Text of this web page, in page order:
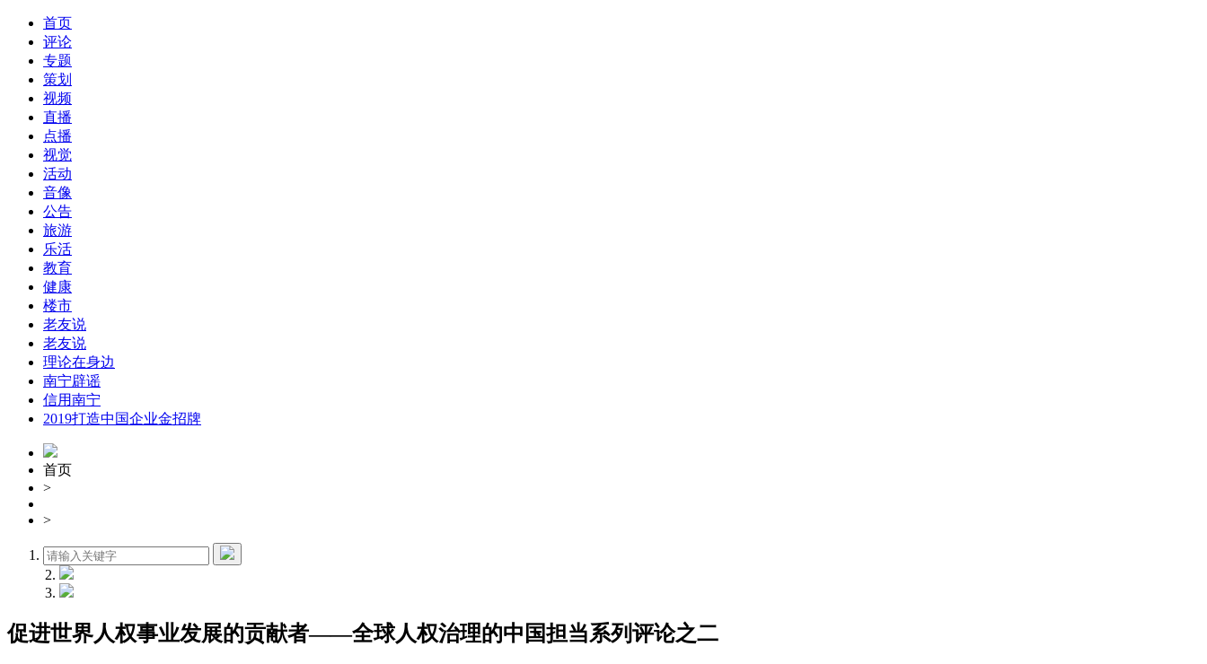
首页
评论
专题
策划
视频
直播
点播
视觉
活动
音像
公告
旅游
乐活
教育
健康
楼市
老友说
老友说
理论在身边
南宁辟谣
信用南宁
2019打造中国企业金招牌
首页
>
>
促进世界人权事业发展的贡献者——全球人权治理的中国担当系列评论之二